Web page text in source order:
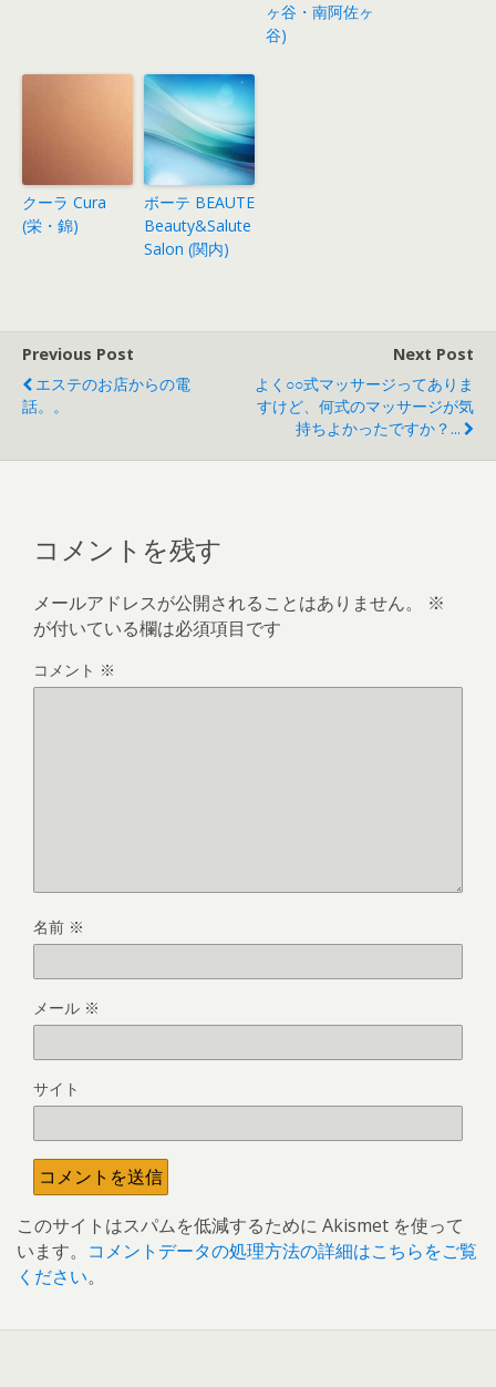
ヶ谷・南阿佐ヶ
谷)
クーラ Cura
(栄・錦)
ボーテ BEAUTE
Beauty&Salute
Salon (関内)
Previous Post
エステのお店からの電
話。。
Next Post
よく○○式マッサージってありま
すけど、何式のマッサージが気
持ちよかったですか？...
コメントを残す
メールアドレスが公開されることはありません。
※
が付いている欄は必須項目です
コメント ※
名前 ※
メール ※
サイト
このサイトはスパムを低減するために Akismet を使って
います。 コメントデータの処理方法の詳細はこちらをご覧
ください。